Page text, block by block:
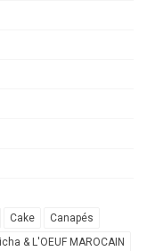
Cake
Canapés
& L'OEUF MAROCAIN